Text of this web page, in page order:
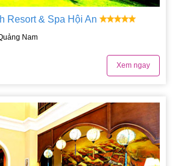
Resort & Spa Hội An
Nam
Xem ngay